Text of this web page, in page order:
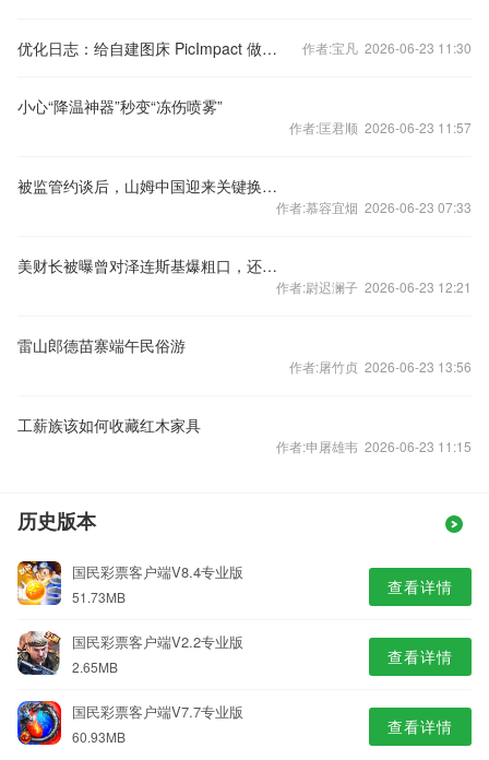
优化日志：给自建图床 PicImpact 做一次大范围性能优化 作者:宝凡 2026-06-23 11:30
小心“降温神器”秒变“冻伤喷雾”
作者:匡君顺 2026-06-23 11:57
被监管约谈后，山姆中国迎来关键换防，首席采购官张青将离任
作者:慕容宜烟 2026-06-23 07:33
美财长被曝曾对泽连斯基爆粗口，还称其为嗑了药的憨豆先生
作者:尉迟澜子 2026-06-23 12:21
雷山郎德苗寨端午民俗游
作者:屠竹贞 2026-06-23 13:56
工薪族该如何收藏红木家具
作者:申屠雄韦 2026-06-23 11:15
历史版本
国民彩票客户端V8.4专业版
51.73MB 查看详情
国民彩票客户端V2.2专业版
2.65MB 查看详情
国民彩票客户端V7.7专业版
60.93MB 查看详情